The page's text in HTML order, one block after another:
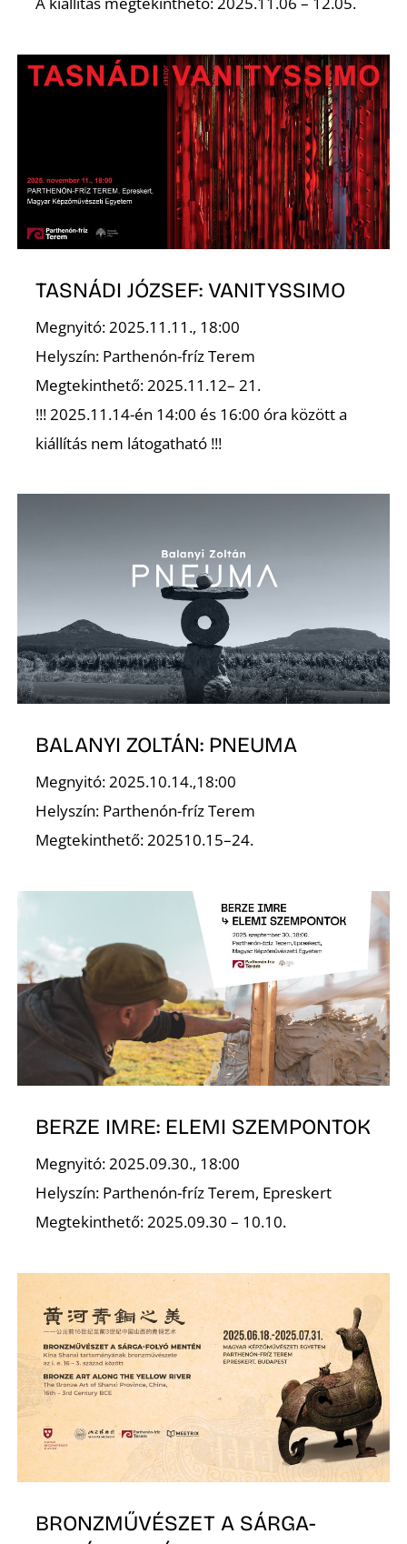
TASNÁDI JÓZSEF: VANITYSSIMO
Megnyitó: 2025.11.11., 18:00
Helyszín: Parthenón-fríz Terem
Megtekinthető: 2025.11.12– 21.
!!! 2025.11.14-én 14:00 és 16:00 óra között a
kiállítás nem látogatható !!!
BALANYI ZOLTÁN: PNEUMA
Megnyitó: 2025.10.14.,18:00
Helyszín: Parthenón-fríz Terem
Megtekinthető: 202510.15–24.
BERZE IMRE: ELEMI SZEMPONTOK
Megnyitó: 2025.09.30., 18:00
Helyszín: Parthenón-fríz Terem, Epreskert
Megtekinthető: 2025.09.30 – 10.10.
BRONZMŰVÉSZET A SÁRGA-